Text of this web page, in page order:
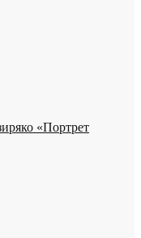
«Портрет